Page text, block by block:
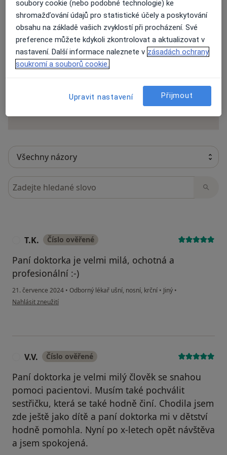
29 názorů
Specialisté nemají možnost zaplatit za
odstranění nebo změnu recenze pacienta.
Hledejte v názorech
T.K. Číslo ověřené
Paní doktorka je velmi milá, ochotná a
profesionální :-)
21. července 2024 • Odborný lékař ušní, nosní, krční • Jiný •
podle názoru uživatele T.K.
Nahlásit zneužití
V.V. Číslo ověřené
Paní doktorka je velmi milý člověk se snahou
pomoci pacientovi. Musím také pochválit
sestřičku, která se také hodně činí. Chodila jsem
zde ještě jako dítě a paní doktorka mi v dětství
hodně pomohla. Nyní po x-letech opět návštěva
a jsem spokojená.
soubory cookie (nebo podobné technologie) ke
shromažďování údajů pro statistické účely a poskytování
obsahu na základě vašich zvyklostí při procházení. Své
preference můžete kdykoli zkontrolovat a aktualizovat v
nastavení. Další informace naleznete v zásadách ochrany
soukromí a souborů cookie.
Upravit nastavení Přijmout